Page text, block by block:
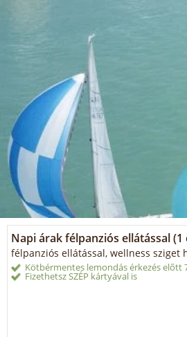
Napi árak félpanziós ellátással (1
félpanziós ellátással, wellness
Kötbérmentes lemondás érkezés előtt
Fizethetsz SZÉP kártyával is